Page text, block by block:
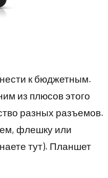
к бюджетным.
из плюсов этого
разных разъемов.
флешку или
тут). Планшет